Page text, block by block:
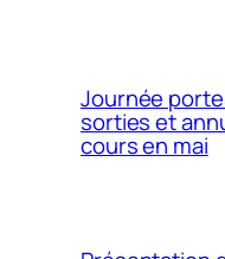
Journée
sorties et
cours en mai